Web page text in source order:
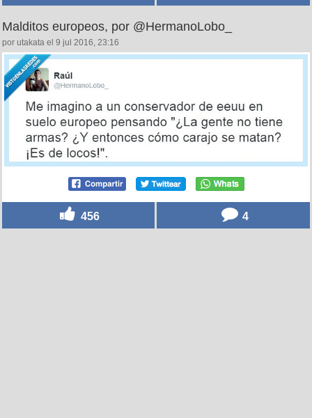
Malditos europeos, por @HermanoLobo_
por utakata el 9 jul 2016, 23:16
456 4